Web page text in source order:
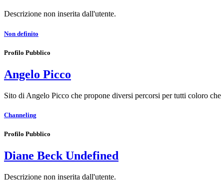
Descrizione non inserita dall'utente.
Non definito
Profilo Pubblico
Angelo Picco
Sito di Angelo Picco che propone diversi percorsi per tutti coloro
Channeling
Profilo Pubblico
Diane Beck Undefined
Descrizione non inserita dall'utente.